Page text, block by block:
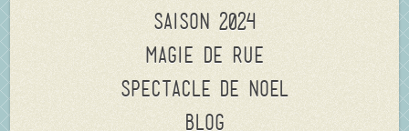
Saison 2024
Magie de rue
Spectacle de Noel
Blog